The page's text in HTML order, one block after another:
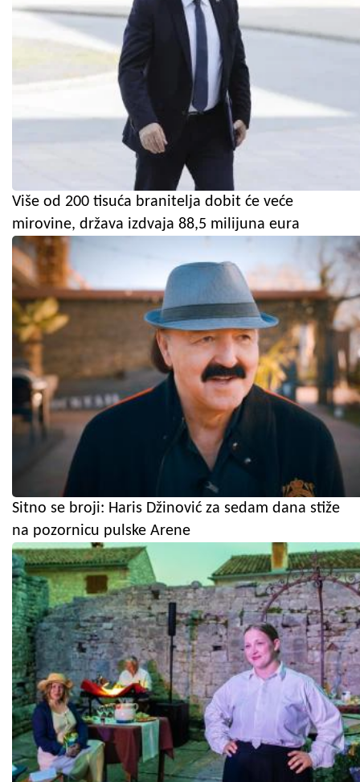
Više od 200 tisuća branitelja dobit će veće
mirovine, država izdvaja 88,5 milijuna eura
Sitno se broji: Haris Džinović za sedam dana stiže
na pozornicu pulske Arene